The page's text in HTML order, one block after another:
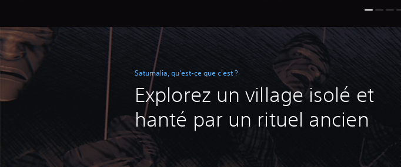
Saturnalia, qu'est-ce que c'est ?
Explorez un village isolé et
hanté par un rituel ancien